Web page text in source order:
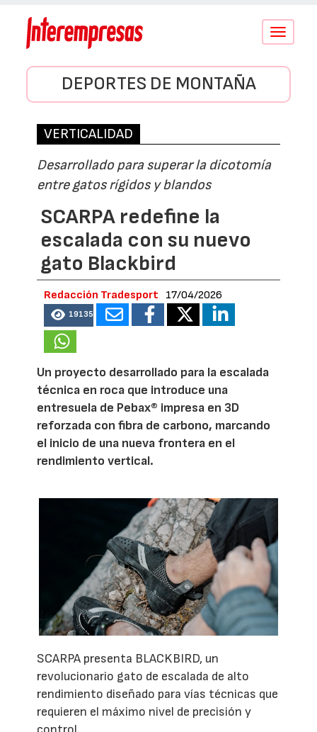
Conmutar
DEPORTES DE MONTAÑA
VERTICALIDAD
Desarrollado para superar la dicotomía
entre gatos rígidos y blandos
SCARPA redefine la
escalada con su nuevo
gato Blackbird
Redacción Tradesport 17/04/2026
19135
Un proyecto desarrollado para la escalada
técnica en roca que introduce una
entresuela de Pebax® impresa en 3D
reforzada con fibra de carbono, marcando
el inicio de una nueva frontera en el
rendimiento vertical.
SCARPA presenta BLACKBIRD, un
revolucionario gato de escalada de alto
rendimiento diseñado para vías técnicas que
requieren el máximo nivel de precisión y